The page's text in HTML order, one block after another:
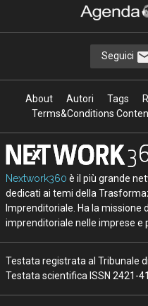
Seguici
About Autori Tags
Terms&Conditions
Nextwork360 è il più grande
dedicati ai temi della
Imprenditoriale. Ha la
imprenditoriale nelle imprese e
Testata registrata al Tribunale
Testata scientifica ISSN 2421-